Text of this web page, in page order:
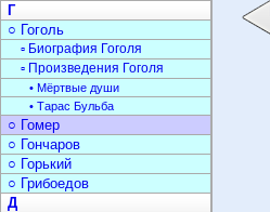
Г
○ Гоголь
▫ Биография Гоголя
▫ Произведения Гоголя
• Мёртвые души
• Тарас Бульба
○ Гомер
○ Гончаров
○ Горький
○ Грибоедов
Д